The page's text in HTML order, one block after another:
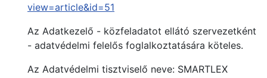
view=article&id=51
Az Adatkezelő - közfeladatot ellátó szervezetként
- adatvédelmi felelős foglalkoztatására köteles.
Az Adatvédelmi tisztviselő neve: SMARTLEX